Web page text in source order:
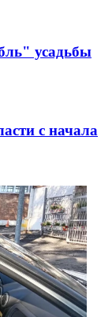
усадьбы
с начала